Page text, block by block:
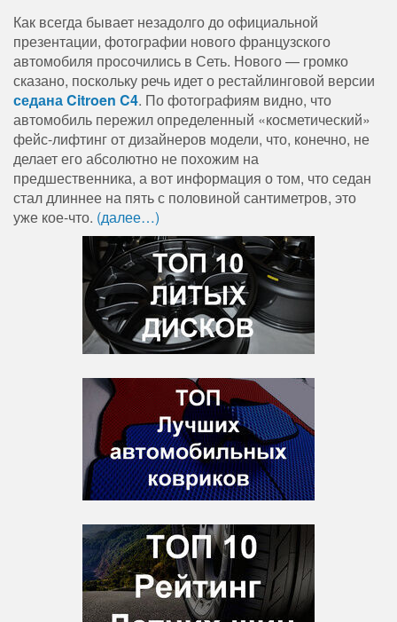
Как всегда бывает незадолго до официальной
презентации, фотографии нового французского
автомобиля просочились в Сеть. Нового — громко
сказано, поскольку речь идет о рестайлинговой версии
седана Citroen C4. По фотографиям видно, что
автомобиль пережил определенный «косметический»
фейс-лифтинг от дизайнеров модели, что, конечно, не
делает его абсолютно не похожим на
предшественника, а вот информация о том, что седан
стал длиннее на пять с половиной сантиметров, это
уже кое-что. (далее…)